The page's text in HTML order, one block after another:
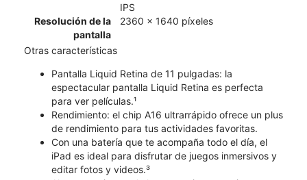
IPS
Resolución de la
pantalla
2360 x 1640 píxeles
Otras características
Pantalla Liquid Retina de 11 pulgadas: la
espectacular pantalla Liquid Retina es perfecta
para ver películas.¹
Rendimiento: el chip A16 ultrarrápido ofrece un plus
de rendimiento para tus actividades favoritas.
Con una batería que te acompaña todo el día, el
iPad es ideal para disfrutar de juegos inmersivos y
editar fotos y videos.³